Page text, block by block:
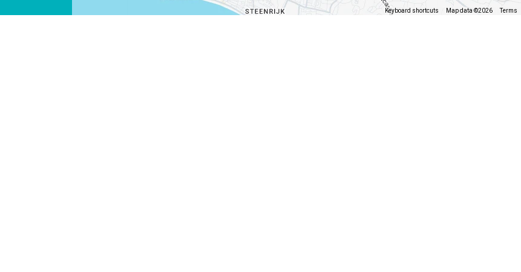
Keyboard shortcuts Map data ©2026 Terms